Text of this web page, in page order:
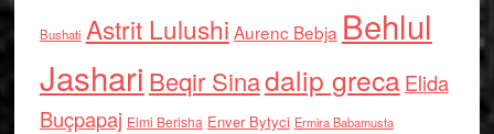
Bushati Astrit Lulushi Aurenc Bebja Behlul
Jashari Beqir Sinadalip grecaElida
Buçpapaj Elmi Berisha Enver Bytyci Ermira Babamusta